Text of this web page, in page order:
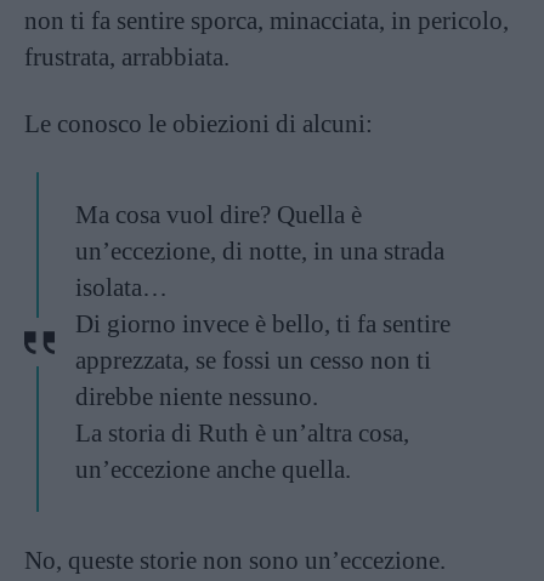
non ti fa sentire sporca, minacciata, in pericolo,
frustrata, arrabbiata.
Le conosco le obiezioni di alcuni:
Ma cosa vuol dire? Quella è
un’eccezione, di notte, in una strada
isolata…
Di giorno invece è bello, ti fa sentire
apprezzata, se fossi un cesso non ti
direbbe niente nessuno.
La storia di Ruth è un’altra cosa,
un’eccezione anche quella.
No, queste storie non sono un’eccezione.